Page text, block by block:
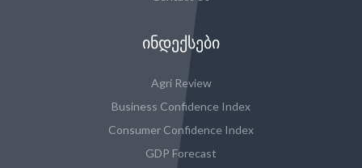
ᲘᲜᲓᲔᲥᲡᲔᲑᲘ
Agri Review
Business Confidence Index
Consumer Confidence Index
GDP Forecast